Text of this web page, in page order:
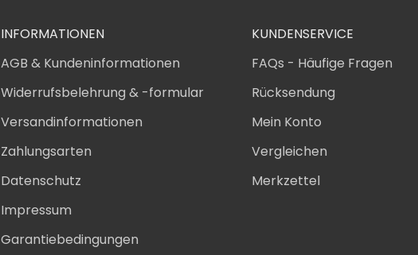
INFORMATIONEN
AGB & Kundeninformationen
Widerrufsbelehrung & -formular
Versandinformationen
Zahlungsarten
Datenschutz
Impressum
Garantiebedingungen
KUNDENSERVICE
FAQs - Häufige Fragen
Rücksendung
Mein Konto
Vergleichen
Merkzettel